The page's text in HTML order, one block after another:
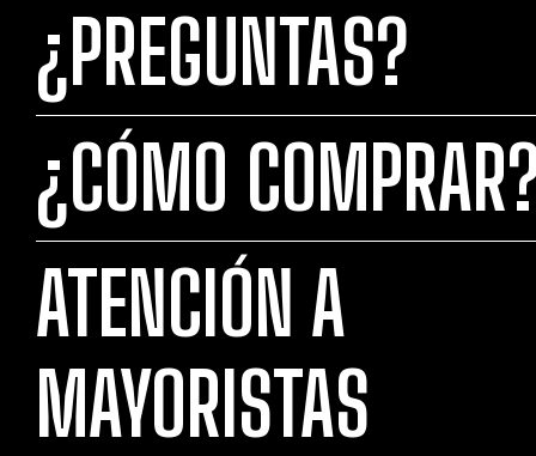
¿PREGUNTAS?
¿CÓMO
ATENCIÓN A
MAYORISTAS